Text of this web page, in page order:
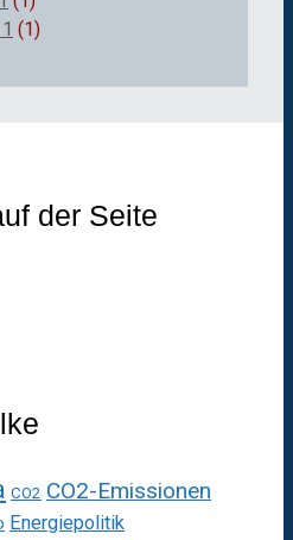
(1)
der Seite
CO2 CO2-Emissionen
Energiepolitik